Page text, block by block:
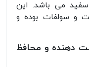
می باشد. این
و سولفات بوده و
دهنده و محافظ